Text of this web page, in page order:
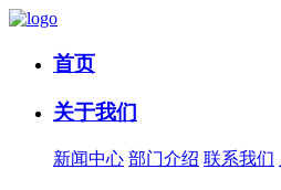
首页
关于我们
新闻中心 部门介绍 联系我们